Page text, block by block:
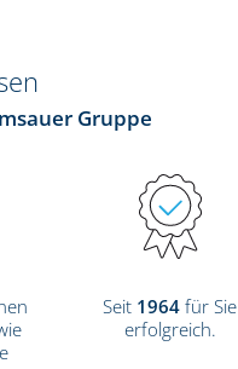
Gruppe
Seit 1964 für Sie
erfolgreich.